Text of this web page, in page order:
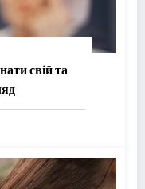
свій та